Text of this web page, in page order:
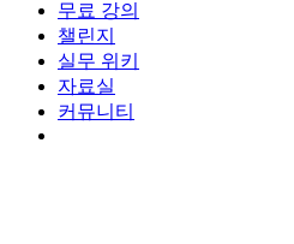
무료 강의
챌린지
실무 위키
자료실
커뮤니티